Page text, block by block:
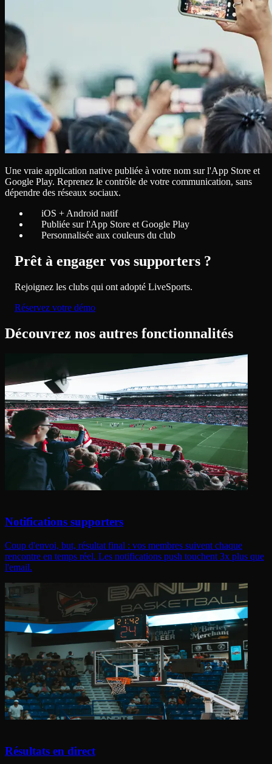
Une vraie application native publiée à votre nom sur l'App Store et
Google Play. Reprenez le contrôle de votre communication, sans
dépendre des réseaux sociaux.
iOS + Android natif
Publiée sur l'App Store et Google Play
Personnalisée aux couleurs du club
Prêt à engager vos supporters ?
Rejoignez les clubs qui ont adopté LiveSports.
Réservez votre démo
Découvrez nos autres fonctionnalités
Notifications supporters
Coup d'envoi, but, résultat final : vos membres suivent chaque
rencontre en temps réel. Les notifications push touchent 3x plus que
l'email.
Résultats en direct